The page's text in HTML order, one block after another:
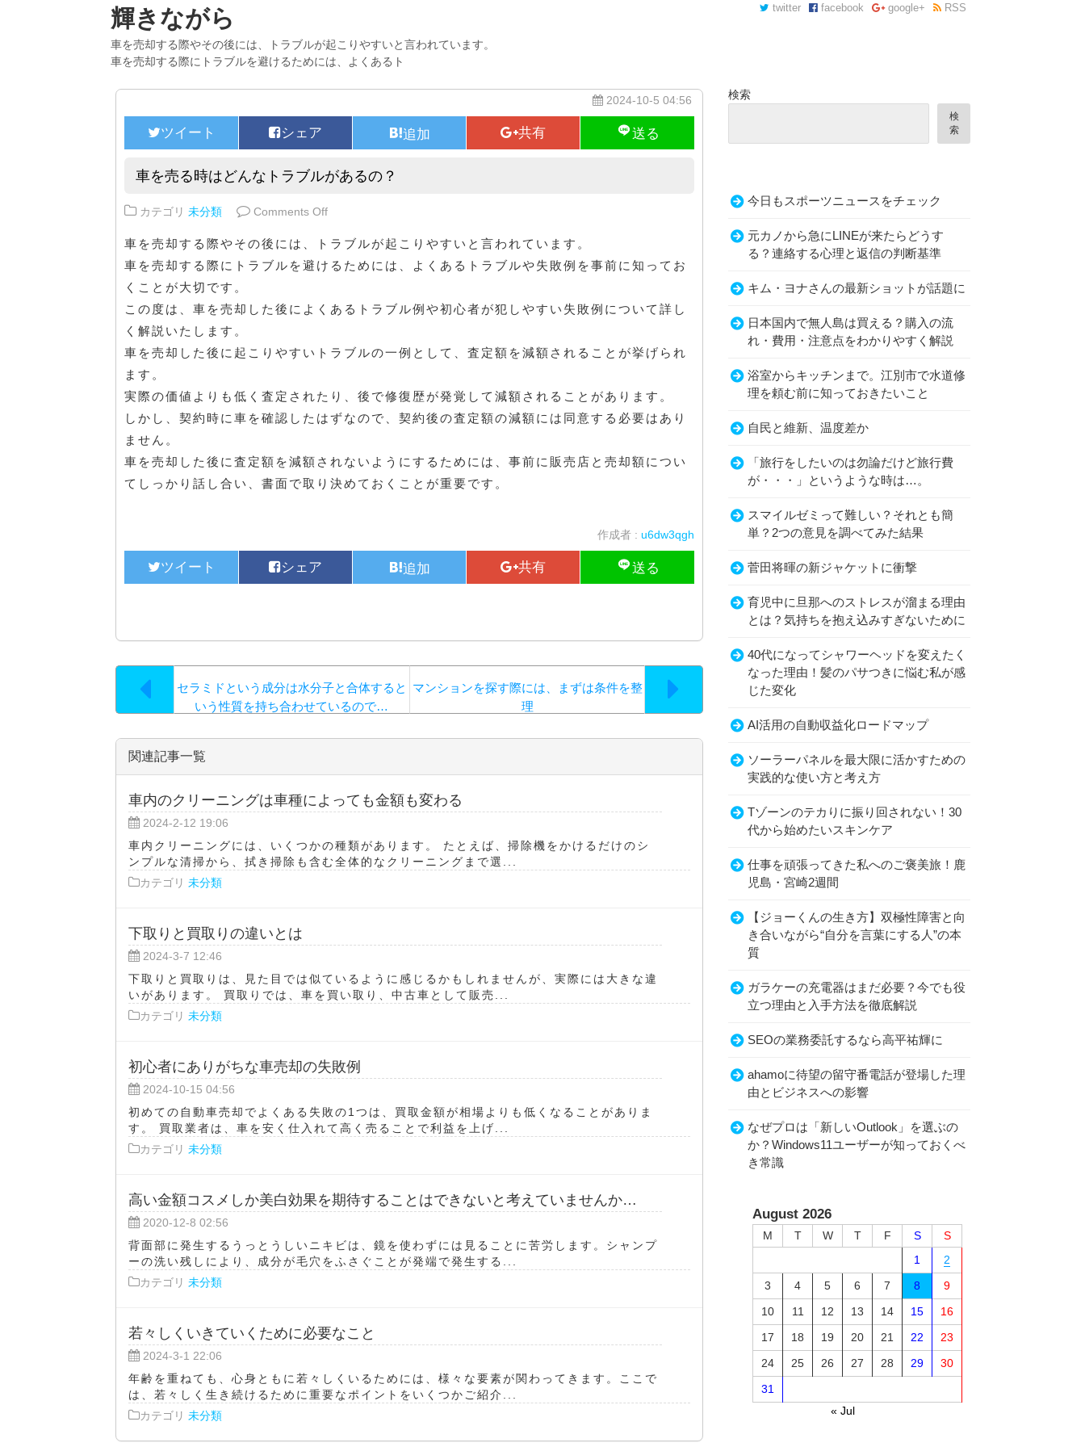
輝きながら
車を売却する際やその後には、トラブルが起こりやすいと言われています。
車を売却する際にトラブルを避けるためには、よくあるト
twitter facebook google+ RSS
2024-10-5 04:56
車を売る時はどんなトラブルがあるの？
カテゴリ 未分類 Comments Offon 車を売る時はどんなトラブルがあるの？
車を売却する際やその後には、トラブルが起こりやすいと言われています。
車を売却する際にトラブルを避けるためには、よくあるトラブルや失敗例を事前に知ってお
くことが大切です。
この度は、車を売却した後によくあるトラブル例や初心者が犯しやすい失敗例について詳し
く解説いたします。
車を売却した後に起こりやすいトラブルの一例として、査定額を減額されることが挙げられ
ます。
実際の価値よりも低く査定されたり、後で修復歴が発覚して減額されることがあります。
しかし、契約時に車を確認したはずなので、契約後の査定額の減額には同意する必要はあり
ません。
車を売却した後に査定額を減額されないようにするためには、事前に販売店と売却額につい
てしっかり話し合い、書面で取り決めておくことが重要です。
作成者 : u6dw3qgh
セラミドという成分は水分子と合体すると
いう性質を持ち合わせているので…
マンションを探す際には、まずは条件を整
理
関連記事一覧
車内のクリーニングは車種によっても金額も変わる
2024-2-12 19:06
車内クリーニングには、いくつかの種類があります。 たとえば、掃除機をかけるだけのシ
ンプルな清掃から、拭き掃除も含む全体的なクリーニングまで選...
カテゴリ 未分類
下取りと買取りの違いとは
2024-3-7 12:46
下取りと買取りは、見た目では似ているように感じるかもしれませんが、実際には大きな違
いがあります。 買取りでは、車を買い取り、中古車として販売...
カテゴリ 未分類
初心者にありがちな車売却の失敗例
2024-10-15 04:56
初めての自動車売却でよくある失敗の1つは、買取金額が相場よりも低くなることがありま
す。 買取業者は、車を安く仕入れて高く売ることで利益を上げ...
カテゴリ 未分類
高い金額コスメしか美白効果を期待することはできないと考えていませんか…
2020-12-8 02:56
背面部に発生するうっとうしいニキビは、鏡を使わずには見ることに苦労します。シャンプ
ーの洗い残しにより、成分が毛穴をふさぐことが発端で発生する...
カテゴリ 未分類
若々しくいきていくために必要なこと
2024-3-1 22:06
年齢を重ねても、心身ともに若々しくいるためには、様々な要素が関わってきます。ここで
は、若々しく生き続けるために重要なポイントをいくつかご紹介...
カテゴリ 未分類
検索
検
索
今日もスポーツニュースをチェック
元カノから急にLINEが来たらどうす
る？連絡する心理と返信の判断基準
キム・ヨナさんの最新ショットが話題に
日本国内で無人島は買える？購入の流
れ・費用・注意点をわかりやすく解説
浴室からキッチンまで。江別市で水道修
理を頼む前に知っておきたいこと
自民と維新、温度差か
「旅行をしたいのは勿論だけど旅行費
が・・・」というような時は…。
スマイルゼミって難しい？それとも簡
単？2つの意見を調べてみた結果
菅田将暉の新ジャケットに衝撃
育児中に旦那へのストレスが溜まる理由
とは？気持ちを抱え込みすぎないために
40代になってシャワーヘッドを変えたく
なった理由！髪のパサつきに悩む私が感
じた変化
AI活用の自動収益化ロードマップ
ソーラーパネルを最大限に活かすための
実践的な使い方と考え方
Tゾーンのテカりに振り回されない！30
代から始めたいスキンケア
仕事を頑張ってきた私へのご褒美旅！鹿
児島・宮崎2週間
【ジョーくんの生き方】双極性障害と向
き合いながら“自分を言葉にする人”の本
質
ガラケーの充電器はまだ必要？今でも役
立つ理由と入手方法を徹底解説
SEOの業務委託するなら高平祐輝に
ahamoに待望の留守番電話が登場した理
由とビジネスへの影響
なぜプロは「新しいOutlook」を選ぶの
か？Windows11ユーザーが知っておくべ
き常識
August 2026
M T W T F S
S
1
2
3
4 5 6 7 8
9
10
11 12 13 14 15
16
17
18 19 20 21 22
23
24
25 26 27 28 29
30
31
« Jul